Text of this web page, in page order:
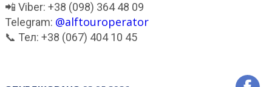
📲 Viber: +38 (098) 364 48 09
Telegram: @alftouroperator
📞 Тел: +38 (067) 404 10 45